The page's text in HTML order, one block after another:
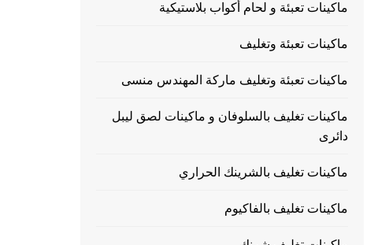
ماكينات تعبئة و لحام أكواب بلاستيكية
ماكينات تعبئة وتغليف
ماكينات تعبئة وتغليف ماركة المهندس منسى
ماكينات تغليف بالسلوفان و ماكينات لصق ليبل
دائرى
ماكينات تغليف بالشرينك الحراري
ماكينات تغليف بالفاكيوم